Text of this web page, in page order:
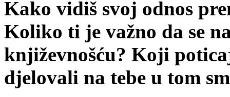
Kako vidiš svoj odnos
Koliko ti je važno da se
književnošću? Koji
djelovali na tebe u tom